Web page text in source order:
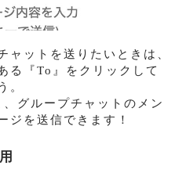
ャットを送りたいときは、
る『To』をクリックして
。
グループチャットのメン
ジを送信できます！